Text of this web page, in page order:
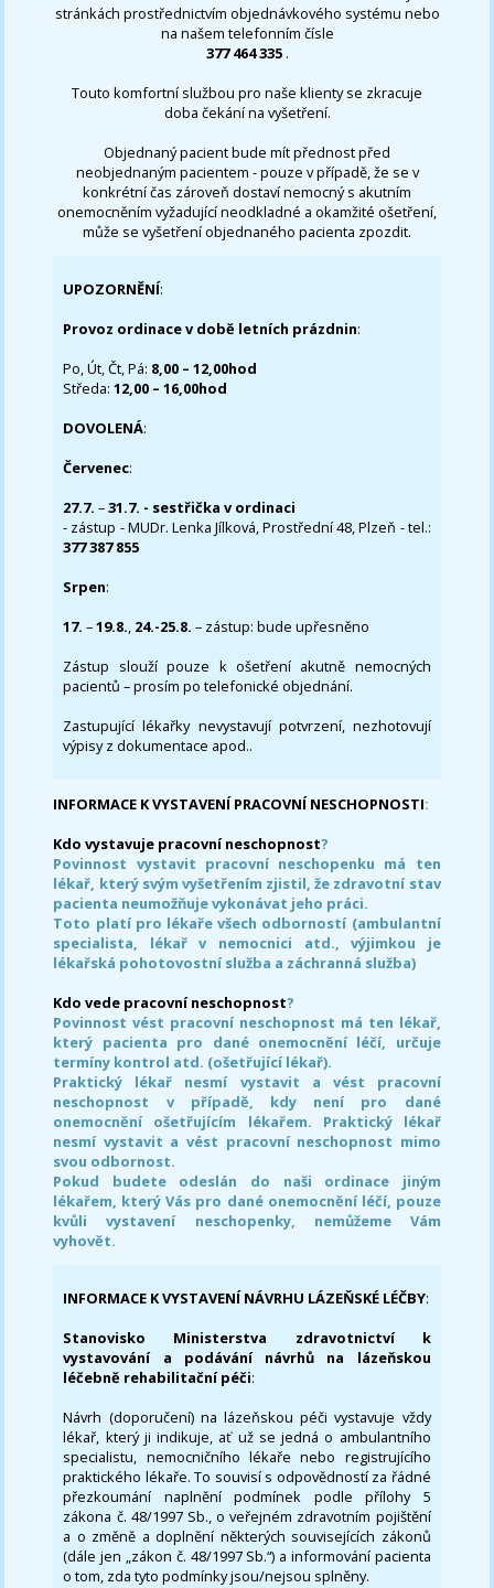
stránkách prostřednictvím objednávkového systému nebo
na našem telefonním čísle
377 464 335 .
Touto komfortní službou pro naše klienty se zkracuje
doba čekání na vyšetření.
Objednaný pacient bude mít přednost před
neobjednaným pacientem - pouze v případě, že se v
konkrétní čas zároveň dostaví nemocný s akutním
onemocněním vyžadující neodkladné a okamžité ošetření,
může se vyšetření objednaného pacienta zpozdit.
UPOZORNĚNÍ:
Provoz ordinace v době letních prázdnin:
Po, Út, Čt, Pá: 8,00 – 12,00hod
Středa:12,00 – 16,00hod
DOVOLENÁ:
Červenec:
27.7.–31.7. - sestřička v ordinaci
- zástup - MUDr. Lenka Jílková, Prostřední 48, Plzeň - tel.:
377 387 855
Srpen:
17. –19.8., 24.-25.8. – zástup: bude upřesněno
Zástup slouží pouze k ošetření akutně nemocných
pacientů – prosím po telefonické objednání.
Zastupující lékařky nevystavují potvrzení, nezhotovují
výpisy z dokumentace apod..
INFORMACE K VYSTAVENÍ PRACOVNÍ NESCHOPNOSTI:
Kdo vystavuje pracovní neschopnost?
Povinnost vystavit pracovní neschopenku má ten
lékař, který svým vyšetřením zjistil, že zdravotní stav
pacienta neumožňuje vykonávat jeho práci.
Toto platí pro lékaře všech odborností (ambulantní
specialista, lékař v nemocnici atd., výjimkou je
lékařská pohotovostní služba a záchranná služba)
Kdo vede pracovní neschopnost?
Povinnost vést pracovní neschopnost má ten lékař,
který pacienta pro dané onemocnění léčí, určuje
termíny kontrol atd. (ošetřující lékař).
Praktický lékař nesmí vystavit a vést pracovní
neschopnost v případě, kdy není pro dané
onemocnění ošetřujícím lékařem. Praktický lékař
nesmí vystavit a vést pracovní neschopnost mimo
svou odbornost.
Pokud budete odeslán do naši ordinace jiným
lékařem, který Vás pro dané onemocnění léčí, pouze
kvůli vystavení neschopenky, nemůžeme Vám
vyhovět.
INFORMACE K VYSTAVENÍ NÁVRHU LÁZEŇSKÉ LÉČBY:
Stanovisko Ministerstva zdravotnictví k
vystavování a podávání návrhů na lázeňskou
léčebně rehabilitační péči:
Návrh (doporučení) na lázeňskou péči vystavuje vždy
lékař, který ji indikuje, ať už se jedná o ambulantního
specialistu, nemocničního lékaře nebo registrujícího
praktického lékaře. To souvisí s odpovědností za řádné
přezkoumání naplnění podmínek podle přílohy 5
zákona č. 48/1997 Sb., o veřejném zdravotním pojištění
a o změně a doplnění některých souvisejících zákonů
(dále jen „zákon č. 48/1997 Sb.“) a informování pacienta
o tom, zda tyto podmínky jsou/nejsou splněny.